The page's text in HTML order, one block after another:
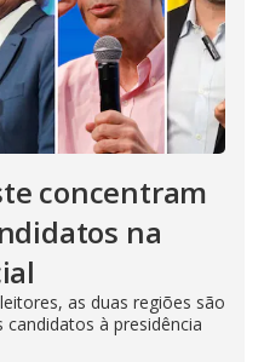
concentram
na
as duas regiões são
candidatos à presidência